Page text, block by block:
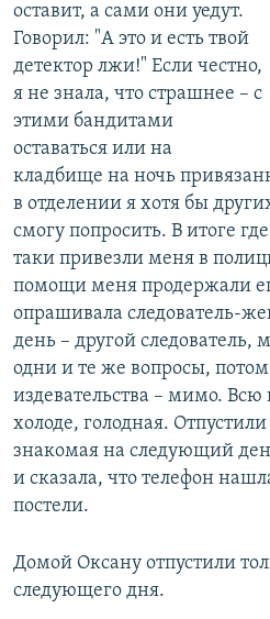
оставит, а сами они уедут.
Говорил: "А это и есть твой
детектор лжи!" Если честно,
я не знала, что страшнее – с
этими бандитами
оставаться или на
кладбище на ночь
в отделении я хотя бы
смогу попросить. В итоге
таки привезли меня в
помощи меня продержали
опрашивала следователь-
день – другой следователь,
одни и те же вопросы, потом
издевательства – мимо. Всю
холоде, голодная.
знакомая на следующий
и сказала, что телефон
постели.
Домой Оксану отпустили
следующего дня.